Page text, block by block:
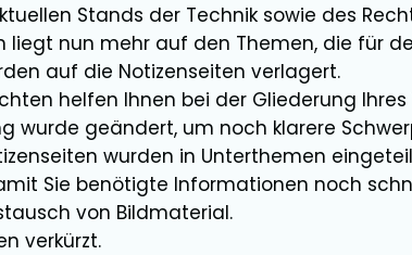
Stands der Technik sowie des
liegt nun mehr auf den Themen, die für
auf die Notizenseiten verlagert.
helfen Ihnen bei der Gliederung Ihres
wurde geändert, um noch klarere
wurden in Unterthemen
Sie benötigte Informationen noch
von Bildmaterial.
verkürzt.